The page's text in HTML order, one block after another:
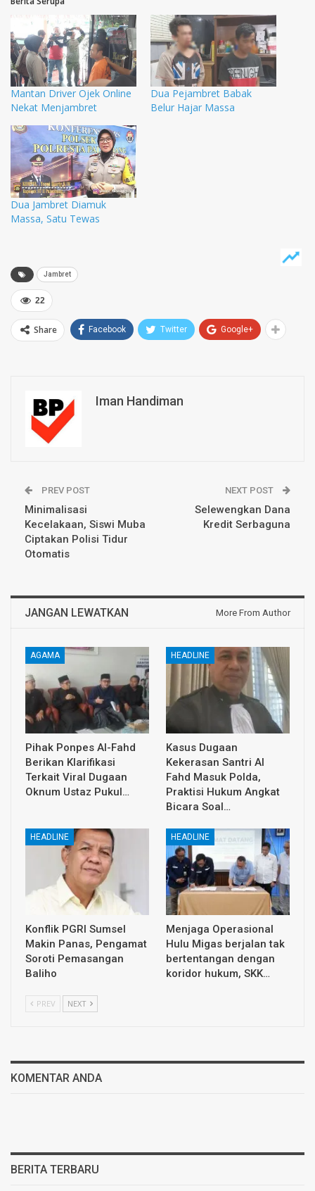
Mantan Driver Ojek Online
Nekat Menjambret
Dua Pejambret Babak
Belur Hajar Massa
Dua Jambret Diamuk
Massa, Satu Tewas
Jambret
22
Share Facebook Twitter Google+
Iman Handiman
PREV POST
Minimalisasi
Kecelakaan, Siswi Muba
Ciptakan Polisi Tidur
Otomatis
NEXT POST
Selewengkan Dana
Kredit Serbaguna
JANGAN LEWATKAN More From Author
AGAMA
Pihak Ponpes Al-Fahd
Berikan Klarifikasi
Terkait Viral Dugaan
Oknum Ustaz Pukul…
HEADLINE
Kasus Dugaan
Kekerasan Santri Al
Fahd Masuk Polda,
Praktisi Hukum Angkat
Bicara Soal…
HEADLINE
Konflik PGRI Sumsel
Makin Panas, Pengamat
Soroti Pemasangan
Baliho
HEADLINE
Menjaga Operasional
Hulu Migas berjalan tak
bertentangan dengan
koridor hukum, SKK…
PREV NEXT
KOMENTAR ANDA
BERITA TERBARU